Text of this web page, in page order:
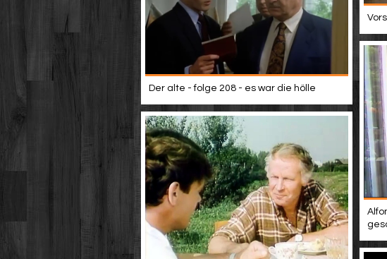
Der alte - folge 208 - es war die hölle